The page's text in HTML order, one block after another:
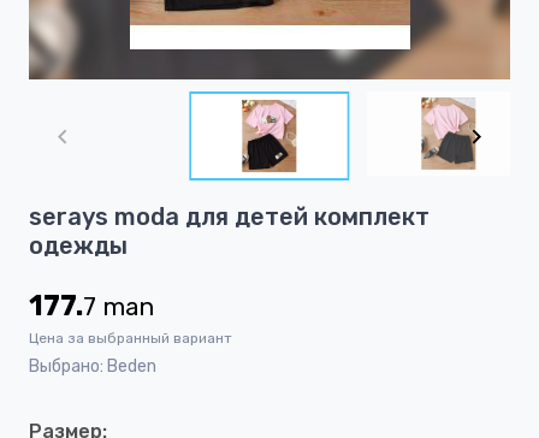
1
of
serays moda для детей комплект
одежды
177.7 man
Цена за выбранный вариант
Выбрано: Beden
Размер: